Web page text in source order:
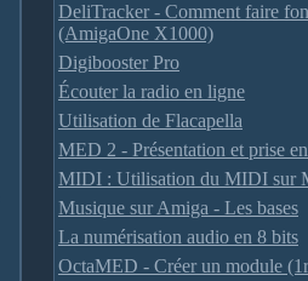
DeliTracker - Comment faire
(AmigaOne X1000)
Digibooster Pro
Écouter la radio en ligne
Utilisation de Flacapella
MED 2 - Présentation et prise
MIDI : Utilisation du MIDI sur
Musique sur Amiga - Les bases
La numérisation audio en 8 bits
OctaMED - Créer un module